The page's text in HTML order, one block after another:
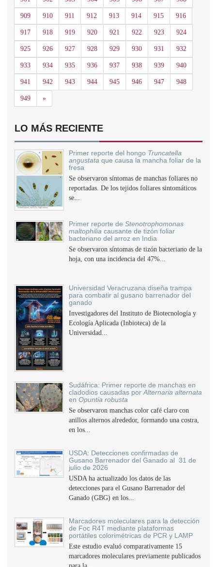
909 910 911 912 913 914 915 916
917 918 919 920 921 922 923 924
925 926 927 928 929 930 931 932
933 934 935 936 937 938 939 940
941 942 943 944 945 946 947 948
949 »Siguiente
LO MÁS RECIENTE
Primer reporte del hongo Truncatella
angustata que causa la mancha foliar de la
fresa
Se observaron síntomas de manchas foliares no
reportadas. De los tejidos foliares sintomáticos
se...
Primer reporte de Stenotrophomonas
maltophilia causante de tizón foliar
bacteriano del arroz en India
Se observaron síntomas de tizón bacteriano de la
hoja, con una incidencia del 47%...
Universidad Veracruzana diseña trampa
para combatir al gusano barrenador del
ganado
Investigadores del Instituto de Biotecnología y
Ecología Aplicada (Inbioteca) de la
Universidad...
Sudáfrica: Primer reporte de manchas en
cladodios causadas por Alternaria alternata
en Opuntia robusta
Se observaron manchas color café claro con
anillos alternos alrededor, formando una costra,
en los...
USDA: Detecciones confirmadas de
Gusano Barrenador del Ganado al 31 de
julio de 2026
USDA ha actualizado los datos de las
detecciones para el Gusano Barrenador del
Ganado (GBG) en los...
Marcadores moleculares para la detección
de Foc R4T mediante plataformas
portátiles colorimétricas de PCR y LAMP
Este estudio evaluó comparativamente 15
marcadores moleculares previamente publicados